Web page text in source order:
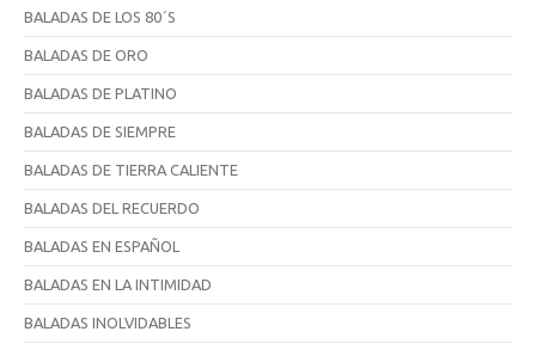
BALADAS DE LOS 80´S
BALADAS DE ORO
BALADAS DE PLATINO
BALADAS DE SIEMPRE
BALADAS DE TIERRA CALIENTE
BALADAS DEL RECUERDO
BALADAS EN ESPAÑOL
BALADAS EN LA INTIMIDAD
BALADAS INOLVIDABLES